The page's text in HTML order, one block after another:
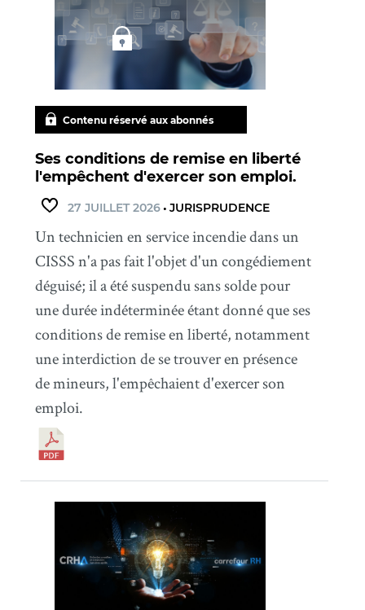
Contenu réservé aux abonnés
Ses conditions de remise en liberté
l'empêchent d'exercer son emploi.
27 JUILLET 2026• JURISPRUDENCE
Un technicien en service incendie dans un
CISSS n'a pas fait l'objet d'un congédiement
déguisé; il a été suspendu sans solde pour
une durée indéterminée étant donné que ses
conditions de remise en liberté, notamment
une interdiction de se trouver en présence
de mineurs, l'empêchaient d'exercer son
emploi.